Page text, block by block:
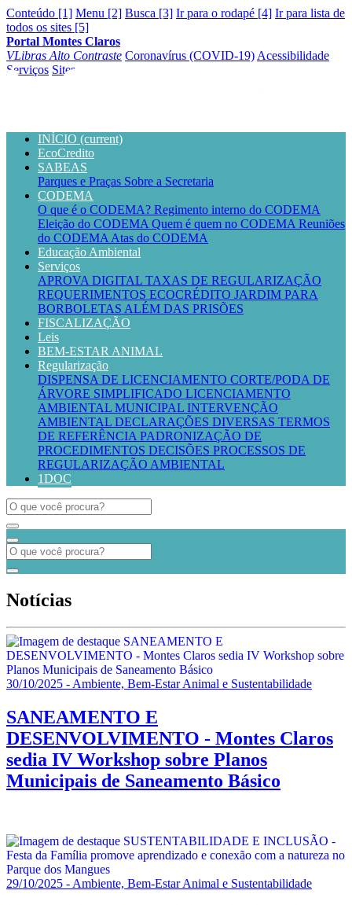
Conteúdo [1] Menu [2] Busca [3] Ir para o rodapé [4] Ir para lista de
todos os sites [5]
Portal Montes Claros
VLibras Alto Contraste Coronavírus (COVID-19) Acessibilidade
Serviços Sites
INÍCIO (current)
EcoCredito
SABEAS
Parques e Praças Sobre a Secretaria
CODEMA
O que é o CODEMA? Regimento interno do CODEMA
Eleição do CODEMA Quem é quem no CODEMA Reuniões
do CODEMA Atas do CODEMA
Educação Ambiental
Serviços
APROVA DIGITAL TAXAS DE REGULARIZAÇÃO
REQUERIMENTOS ECOCRÉDITO JARDIM PARA
BORBOLETAS ALÉM DAS PRISÕES
FISCALIZAÇÃO
Leis
BEM-ESTAR ANIMAL
Regularização
DISPENSA DE LICENCIAMENTO CORTE/PODA DE
ÁRVORE SIMPLIFICADO LICENCIAMENTO
AMBIENTAL MUNICIPAL INTERVENÇÃO
AMBIENTAL DECLARAÇÕES DIVERSAS TERMOS
DE REFERÊNCIA PADRONIZAÇÃO DE
PROCEDIMENTOS DECISÕES PROCESSOS DE
REGULARIZAÇÃO AMBIENTAL
1DOC
Notícias
30/10/2025 - Ambiente, Bem-Estar Animal e Sustentabilidade
SANEAMENTO E
DESENVOLVIMENTO - Montes Claros
sedia IV Workshop sobre Planos
Municipais de Saneamento Básico
29/10/2025 - Ambiente, Bem-Estar Animal e Sustentabilidade